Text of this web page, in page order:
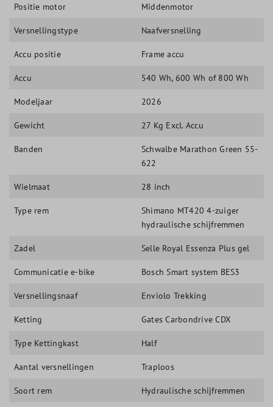
Positie motor Middenmotor
Versnellingstype Naafversnelling
Accu positie Frame accu
Accu 540 Wh, 600 Wh of 800 Wh
Modeljaar 2026
Gewicht 27 Kg Excl. Accu
Banden
Schwalbe Marathon Green 55-
622
Wielmaat 28 inch
Type rem
Shimano MT420 4-zuiger
hydraulische schijfremmen
Zadel Selle Royal Essenza Plus gel
Communicatie e-bike Bosch Smart system BES3
Versnellingsnaaf Enviolo Trekking
Ketting Gates Carbondrive CDX
Type Kettingkast Half
Aantal versnellingen Traploos
Soort rem Hydraulische schijfremmen